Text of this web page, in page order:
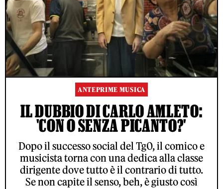
ANTEPRIME MUSICA
IL DUBBIO DI CARLO AMLETO:
'CON O SENZA PICANTO?'
Dopo il successo social del Tg0, il comico e
musicista torna con una dedica alla classe
dirigente dove tutto è il contrario di tutto.
Se non capite il senso, beh, è giusto così